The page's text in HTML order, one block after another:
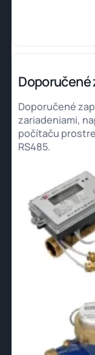
Doporučené
Doporučené
zariadeniami,
počítaču
RS485.